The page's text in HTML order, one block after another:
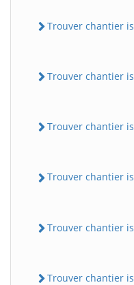
Trouver chantier
Trouver chantier
Trouver chantier
Trouver chantier
Trouver chantier
Trouver chantier